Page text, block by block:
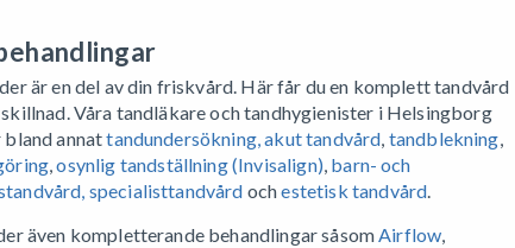
är en del av din friskvård. Här får du en komplett tandvård
Våra tandläkare och tandhygienister i Helsingborg
bland annattandundersökning,akut tandvård, tandblekning,
,osynlig tandställning (Invisalign), barn- och
specialisttandvård ochestetisk tandvård.
även kompletterande behandlingar såsomAirflow,